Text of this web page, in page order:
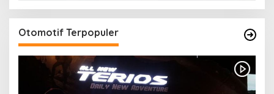
Otomotif Terpopuler